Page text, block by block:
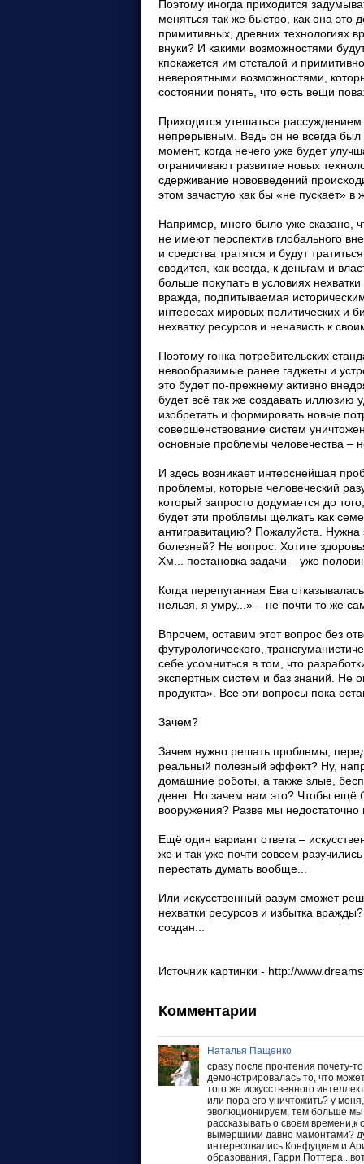
Поэтому иногда приходится
меняться так же быстро, как она это
примитивных, древних технологиях
внуки? И какими возможностями
кпокажется им отсталой и
невероятными возможностями,
состоянии понять, что есть вещи
Приходится утешаться
непрерывным. Ведь он не всегда был
момент, когда нечего уже будет
ограничивают развитие новых
сдерживание нововведений
этом зачастую как бы «не пускает» в
Например, много было уже сказано,
не имеют перспектив глобального
и средства тратятся и будут
сводится, как всегда, к деньгам и
больше покупать в условиях
вражда, подпитываемая
интересах мировых политических и
нехватку ресурсов и ненависть к
Поэтому гонка потребительских
невообразимые ранее гаджеты и
это будет по-прежнему активно
будет всё так же создавать иллюзию
изобретать и формировать новые
совершенствование систем
основные проблемы человечества –
И здесь возникает интерснейшая
проблемы, которые человеческий
который запросто додумается до
будет эти проблемы щёлкать как
антигравитацию? Пожалуйста. Нужна
болезней? Не вопрос. Хотите
Хм... постановка задачи – уже
Когда перепуганная Ева
нельзя, я умру...» – не почти то же
Впрочем, оставим этот вопрос без
футурологического,
себе усомниться в том, что
экспертных систем и баз знаний. Не
продукта». Все эти вопросы пока
Зачем?
Зачем нужно решать проблемы,
реальный полезный эффект? Ну,
домашние роботы, а также злые,
денег. Но зачем нам это? Чтобы ещё
вооружения? Разве мы недостаточно
Ещё один вариант ответа –
же и так уже почти совсем
перестать думать вообще...
Или искусственный разум сможет
нехватки ресурсов и избытка
создан...
Источник картинки - http://
Комментарии
Наталья Пащенко
сразу после прочтения почету-
демонстрировалась то, что
того же искусственного
или пора его уничтожить? у
эволюционируем, тем больше мы
рассказывать о своем времени,к
вымершими давно мамонтами?
интересовались Конфуцием и
образования, Гарри